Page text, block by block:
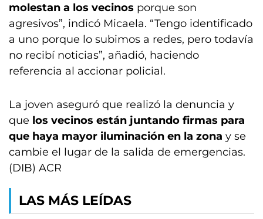
molestan a los vecinos porque son
agresivos”, indicó Micaela. “Tengo identificado
a uno porque lo subimos a redes, pero todavía
no recibí noticias”, añadió, haciendo
referencia al accionar policial.
La joven aseguró que realizó la denuncia y
que los vecinos están juntando firmas para
que haya mayor iluminación en la zona y se
cambie el lugar de la salida de emergencias.
(DIB) ACR
LAS MÁS LEÍDAS